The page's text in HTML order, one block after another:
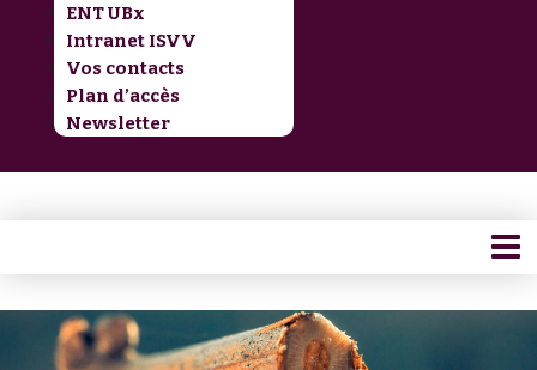
ENT UBx
Intranet ISVV
Vos contacts
Plan d’accès
Newsletter